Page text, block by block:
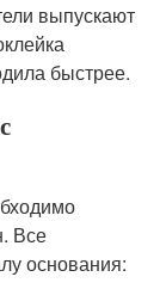
выпускают
быстрее.
Все
основания: